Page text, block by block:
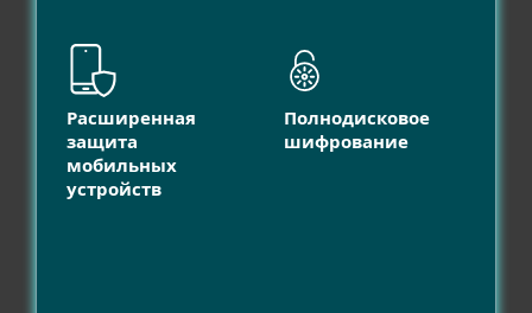
Расширенная
защита
мобильных
устройств
Полнодисковое
шифрование